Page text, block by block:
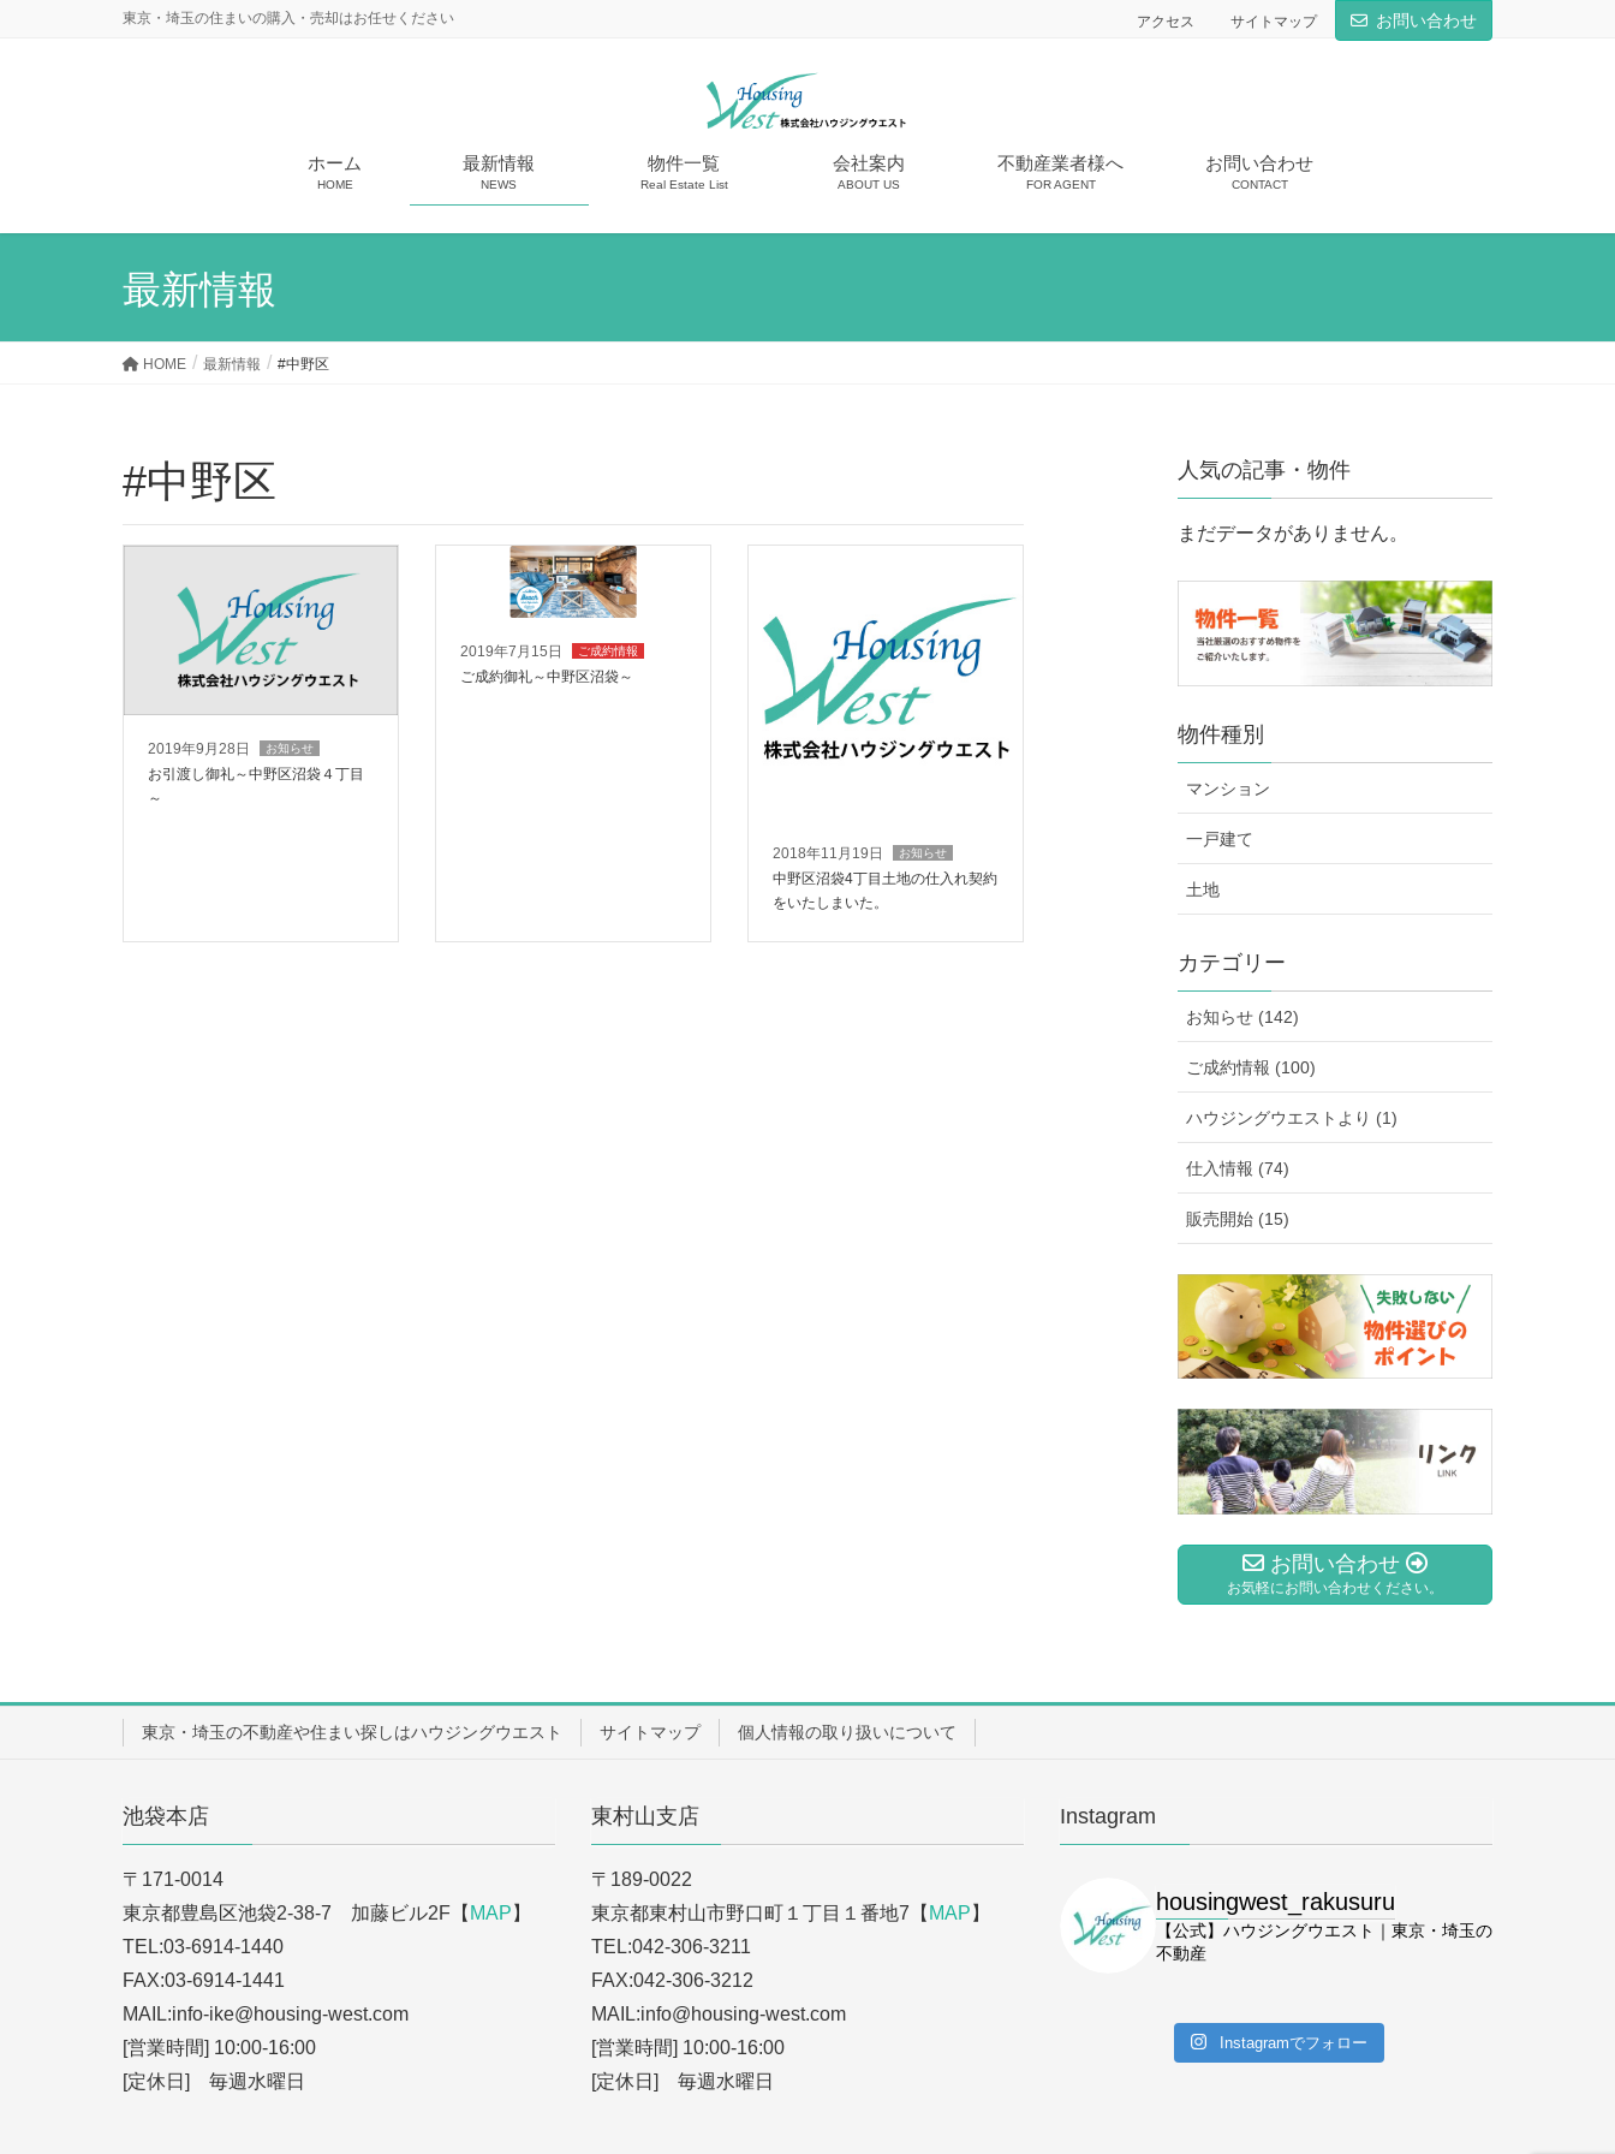
東京・埼玉の住まいの購入・売却はお任せください アクセス サイトマップ お問い合わせ
ホーム
HOME
最新情報
NEWS
物件一覧
Real Estate List
会社案内
ABOUT US
不動産業者様へ
FOR AGENT
お問い合わせ
CONTACT
最新情報
HOME 最新情報 #中野区
#中野区
2019年9月28日 お知らせ
お引渡し御礼～中野区沼袋４丁目
～
2019年7月15日 ご成約情報
ご成約御礼～中野区沼袋～
2018年11月19日 お知らせ
中野区沼袋4丁目土地の仕入れ契約
をいたしまいた。
人気の記事・物件
まだデータがありません。
物件種別
マンション
一戸建て
土地
カテゴリー
お知らせ (142)
ご成約情報 (100)
ハウジングウエストより (1)
仕入情報 (74)
販売開始 (15)
お問い合わせ
お気軽にお問い合わせください。
東京・埼玉の不動産や住まい探しはハウジングウエスト サイトマップ 個人情報の取り扱いについて
池袋本店
〒171-0014
東京都豊島区池袋2-38-7 加藤ビル2F【 MAP 】
TEL:03-6914-1440
FAX:03-6914-1441
MAIL:info-ike@housing-west.com
[営業時間] 10:00-16:00
[定休日] 毎週水曜日
東村山支店
〒189-0022
東京都東村山市野口町１丁目１番地7【 MAP 】
TEL:042-306-3211
FAX:042-306-3212
MAIL:info@housing-west.com
[営業時間] 10:00-16:00
[定休日] 毎週水曜日
Instagram
housingwest_rakusuru
【公式】ハウジングウエスト｜東京・埼玉の
不動産
Instagramでフォロー